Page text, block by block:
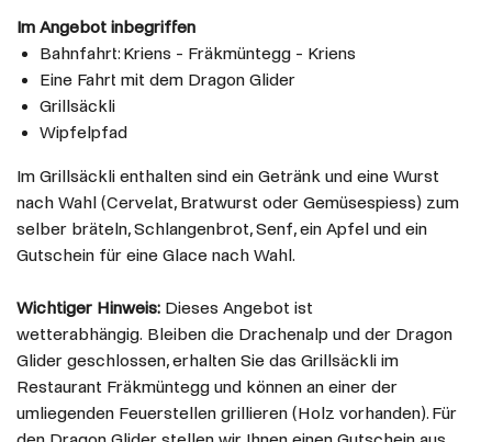
Im Angebot inbegriffen
Bahnfahrt: Kriens - Fräkmüntegg - Kriens
Eine Fahrt mit dem Dragon Glider
Grillsäckli
Wipfelpfad
Im Grillsäckli enthalten sind ein Getränk und eine Wurst
nach Wahl (Cervelat, Bratwurst oder Gemüsespiess) zum
selber bräteln, Schlangenbrot, Senf, ein Apfel und ein
Gutschein für eine Glace nach Wahl.
Wichtiger Hinweis: Dieses Angebot ist
wetterabhängig. Bleiben die Drachenalp und der Dragon
Glider geschlossen, erhalten Sie das Grillsäckli im
Restaurant Fräkmüntegg und können an einer der
umliegenden Feuerstellen grillieren (Holz vorhanden). Für